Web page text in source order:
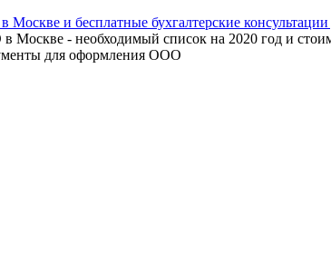
Москве - необходимый список на 2020 год и
для оформления ООО